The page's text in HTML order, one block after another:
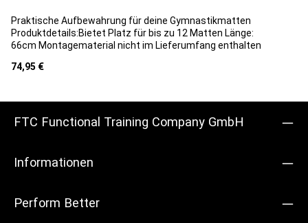
Praktische Aufbewahrung für deine Gymnastikmatten
Produktdetails:Bietet Platz für bis zu 12 Matten Länge:
66cm Montagematerial nicht im Lieferumfang enthalten
Regulärer Preis:
74,95 €
FTC Functional Training Company GmbH
Informationen
Perform Better